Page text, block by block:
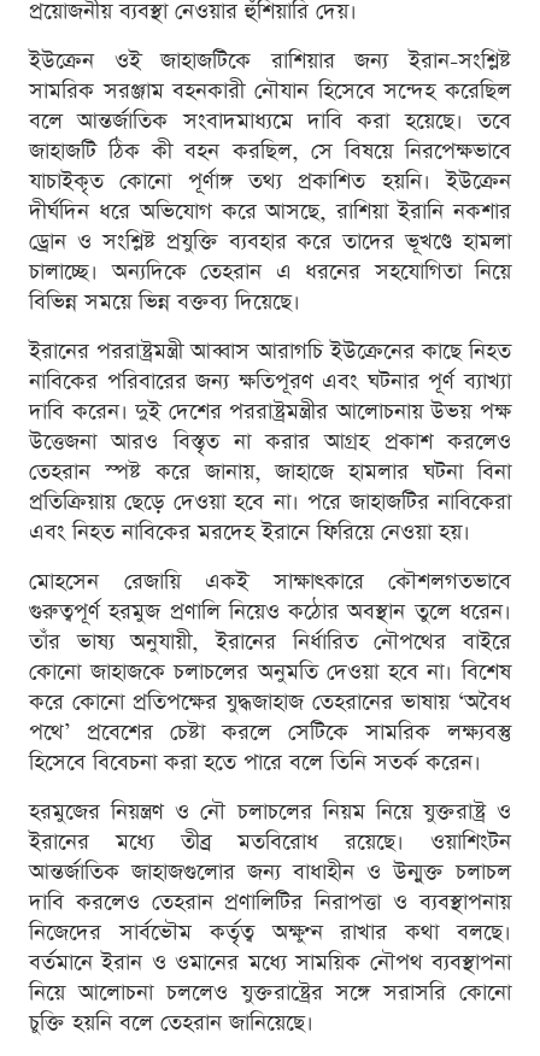
প্রয়োজনীয় ব্যবস্থা নেওয়ার হুঁশিয়ারি দেয়।
ইউক্রেন ওই জাহাজটিকে রাশিয়ার জন্য ইরান-সংশ্লিষ্ট
সামরিক সরঞ্জাম বহনকারী নৌযান হিসেবে সন্দেহ করেছিল
বলে আন্তর্জাতিক সংবাদমাধ্যমে দাবি করা হয়েছে। তবে
জাহাজটি ঠিক কী বহন করছিল, সে বিষয়ে নিরপেক্ষভাবে
যাচাইকৃত কোনো পূর্ণাঙ্গ তথ্য প্রকাশিত হয়নি। ইউক্রেন
দীর্ঘদিন ধরে অভিযোগ করে আসছে, রাশিয়া ইরানি নকশার
ড্রোন ও সংশ্লিষ্ট প্রযুক্তি ব্যবহার করে তাদের ভূখণ্ডে হামলা
চালাচ্ছে। অন্যদিকে তেহরান এ ধরনের সহযোগিতা নিয়ে
বিভিন্ন সময়ে ভিন্ন বক্তব্য দিয়েছে।
ইরানের পররাষ্ট্রমন্ত্রী আব্বাস আরাগচি ইউক্রেনের কাছে নিহত
নাবিকের পরিবারের জন্য ক্ষতিপূরণ এবং ঘটনার পূর্ণ ব্যাখ্যা
দাবি করেন। দুই দেশের পররাষ্ট্রমন্ত্রীর আলোচনায় উভয় পক্ষ
উত্তেজনা আরও বিস্তৃত না করার আগ্রহ প্রকাশ করলেও
তেহরান স্পষ্ট করে জানায়, জাহাজে হামলার ঘটনা বিনা
প্রতিক্রিয়ায় ছেড়ে দেওয়া হবে না। পরে জাহাজটির নাবিকেরা
এবং নিহত নাবিকের মরদেহ ইরানে ফিরিয়ে নেওয়া হয়।
মোহসেন রেজায়ি একই সাক্ষাৎকারে কৌশলগতভাবে
গুরুত্বপূর্ণ হরমুজ প্রণালি নিয়েও কঠোর অবস্থান তুলে ধরেন।
তাঁর ভাষ্য অনুযায়ী, ইরানের নির্ধারিত নৌপথের বাইরে
কোনো জাহাজকে চলাচলের অনুমতি দেওয়া হবে না। বিশেষ
করে কোনো প্রতিপক্ষের যুদ্ধজাহাজ তেহরানের ভাষায় ‘অবৈধ
পথে’ প্রবেশের চেষ্টা করলে সেটিকে সামরিক লক্ষ্যবস্তু
হিসেবে বিবেচনা করা হতে পারে বলে তিনি সতর্ক করেন।
হরমুজের নিয়ন্ত্রণ ও নৌ চলাচলের নিয়ম নিয়ে যুক্তরাষ্ট্র ও
ইরানের মধ্যে তীব্র মতবিরোধ রয়েছে। ওয়াশিংটন
আন্তর্জাতিক জাহাজগুলোর জন্য বাধাহীন ও উন্মুক্ত চলাচল
দাবি করলেও তেহরান প্রণালিটির নিরাপত্তা ও ব্যবস্থাপনায়
নিজেদের সার্বভৌম কর্তৃত্ব অক্ষুণ্ন রাখার কথা বলছে।
বর্তমানে ইরান ও ওমানের মধ্যে সাময়িক নৌপথ ব্যবস্থাপনা
নিয়ে আলোচনা চললেও যুক্তরাষ্ট্রের সঙ্গে সরাসরি কোনো
চুক্তি হয়নি বলে তেহরান জানিয়েছে।